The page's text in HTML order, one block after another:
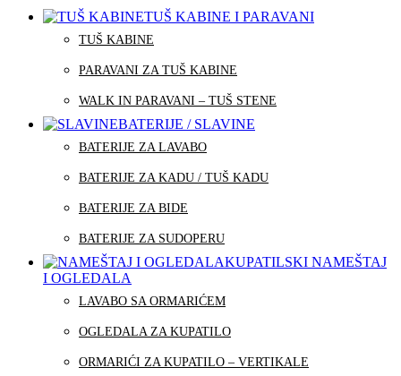
TUŠ KABINE I PARAVANI
TUŠ KABINE
PARAVANI ZA TUŠ KABINE
WALK IN PARAVANI – TUŠ STENE
BATERIJE / SLAVINE
BATERIJE ZA LAVABO
BATERIJE ZA KADU / TUŠ KADU
BATERIJE ZA BIDE
BATERIJE ZA SUDOPERU
KUPATILSKI NAMEŠTAJ
I OGLEDALA
LAVABO SA ORMARIĆEM
OGLEDALA ZA KUPATILO
ORMARIĆI ZA KUPATILO – VERTIKALE